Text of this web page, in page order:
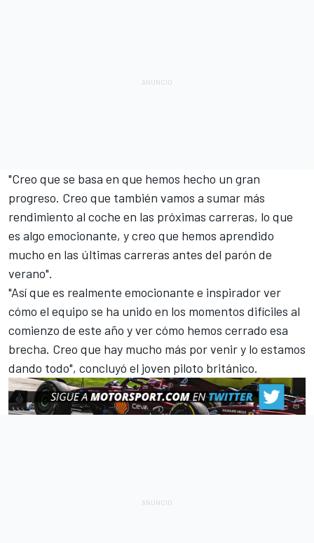
"Creo que se basa en que hemos hecho un gran
progreso. Creo que también vamos a sumar más
rendimiento al coche en las próximas carreras, lo que
es algo emocionante, y creo que hemos aprendido
mucho en las últimas carreras antes del parón de
verano".
"Así que es realmente emocionante e inspirador ver
cómo el equipo se ha unido en los momentos difíciles al
comienzo de este año y ver cómo hemos cerrado esa
brecha. Creo que hay mucho más por venir y lo estamos
dando todo", concluyó el joven piloto británico.